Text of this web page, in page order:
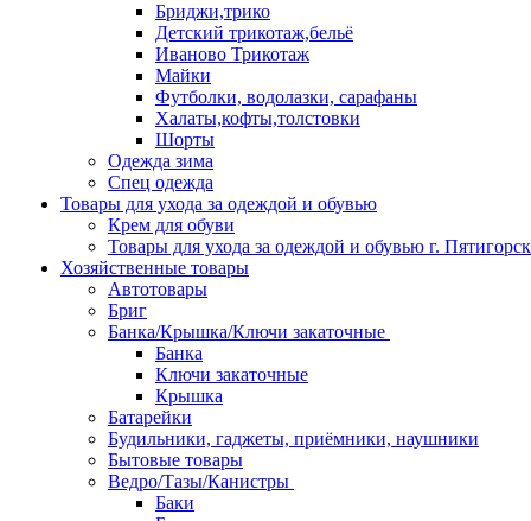
Бриджи,трико
Детский трикотаж,бельё
Иваново Трикотаж
Майки
Футболки, водолазки, сарафаны
Халаты,кофты,толстовки
Шорты
Одежда зима
Спец одежда
Товары для ухода за одеждой и обувью
Крем для обуви
Товары для ухода за одеждой и обувью г. Пятигорск
Хозяйственные товары
Автотовары
Бриг
Банка/Крышка/Ключи закаточные
Банка
Ключи закаточные
Крышка
Батарейки
Будильники, гаджеты, приёмники, наушники
Бытовые товары
Ведро/Тазы/Канистры
Баки